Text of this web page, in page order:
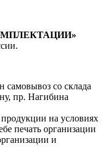
самовывоз со склада
пр. Нагибина
на условиях
печать организации
и